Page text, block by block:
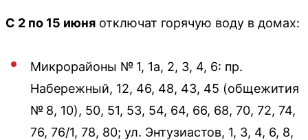
С 2 по 15 июня отключат горячую воду в домах:
Микрорайоны № 1, 1а, 2, 3, 4, 6: пр.
Набережный, 12, 46, 48, 43, 45 (общежития
№ 8, 10), 50, 51, 53, 54, 64, 66, 68, 70, 72, 74,
76, 76/1, 78, 80; ул. Энтузиастов, 1, 3, 4, 6, 8,